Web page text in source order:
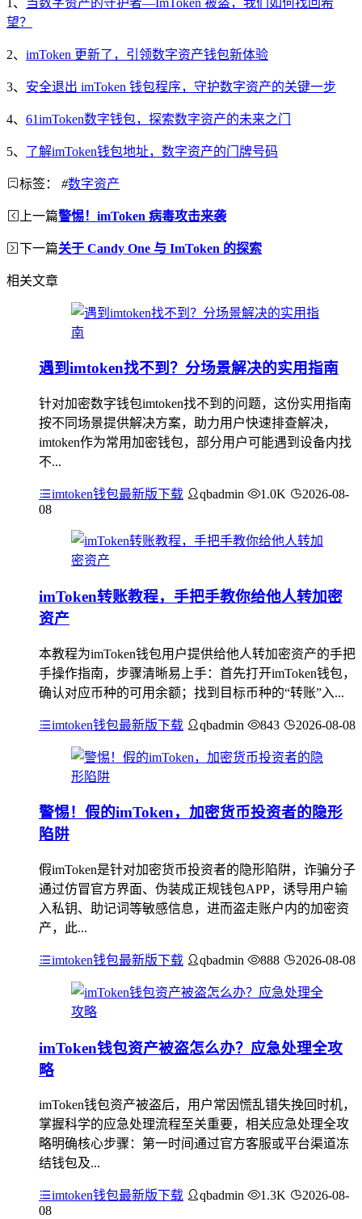
望？
2、 imToken 更新了，引领数字资产钱包新体验
3、 安全退出 imToken 钱包程序，守护数字资产的关键一步
4、 61imToken数字钱包，探索数字资产的未来之门
5、 了解imToken钱包地址，数字资产的门牌号码
标签： #数字资产
上一篇警惕！imToken 病毒攻击来袭
下一篇关于 Candy One 与 ImToken 的探索
相关文章
遇到imtoken找不到？分场景解决的实用指南
针对加密数字钱包imtoken找不到的问题，这份实用指南
按不同场景提供解决方案，助力用户快速排查解决，
imtoken作为常用加密钱包，部分用户可能遇到设备内找
不...
imtoken钱包最新版下载 qbadmin 1.0K
2026-08-
08
imToken转账教程，手把手教你给他人转加密
资产
本教程为imToken钱包用户提供给他人转加密资产的手把
手操作指南，步骤清晰易上手：首先打开imToken钱包，
确认对应币种的可用余额；找到目标币种的“转账”入...
imtoken钱包最新版下载 qbadmin 843 2026-08-08
警惕！假的imToken，加密货币投资者的隐形
陷阱
假imToken是针对加密货币投资者的隐形陷阱，诈骗分子
通过仿冒官方界面、伪装成正规钱包APP，诱导用户输
入私钥、助记词等敏感信息，进而盗走账户内的加密资
产，此...
imtoken钱包最新版下载 qbadmin 888 2026-08-08
imToken钱包资产被盗怎么办？应急处理全攻
略
imToken钱包资产被盗后，用户常因慌乱错失挽回时机，
掌握科学的应急处理流程至关重要，相关应急处理全攻
略明确核心步骤：第一时间通过官方客服或平台渠道冻
结钱包及...
imtoken钱包最新版下载 qbadmin 1.3K
2026-08-
08